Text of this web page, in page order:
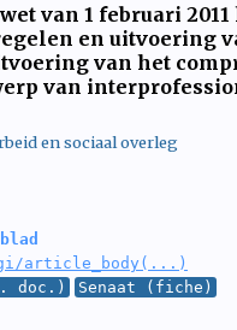
van 1 februari 2011
en uitvoering
van het
van
en sociaal overleg
article_body(...)
doc.) Senaat (fiche)